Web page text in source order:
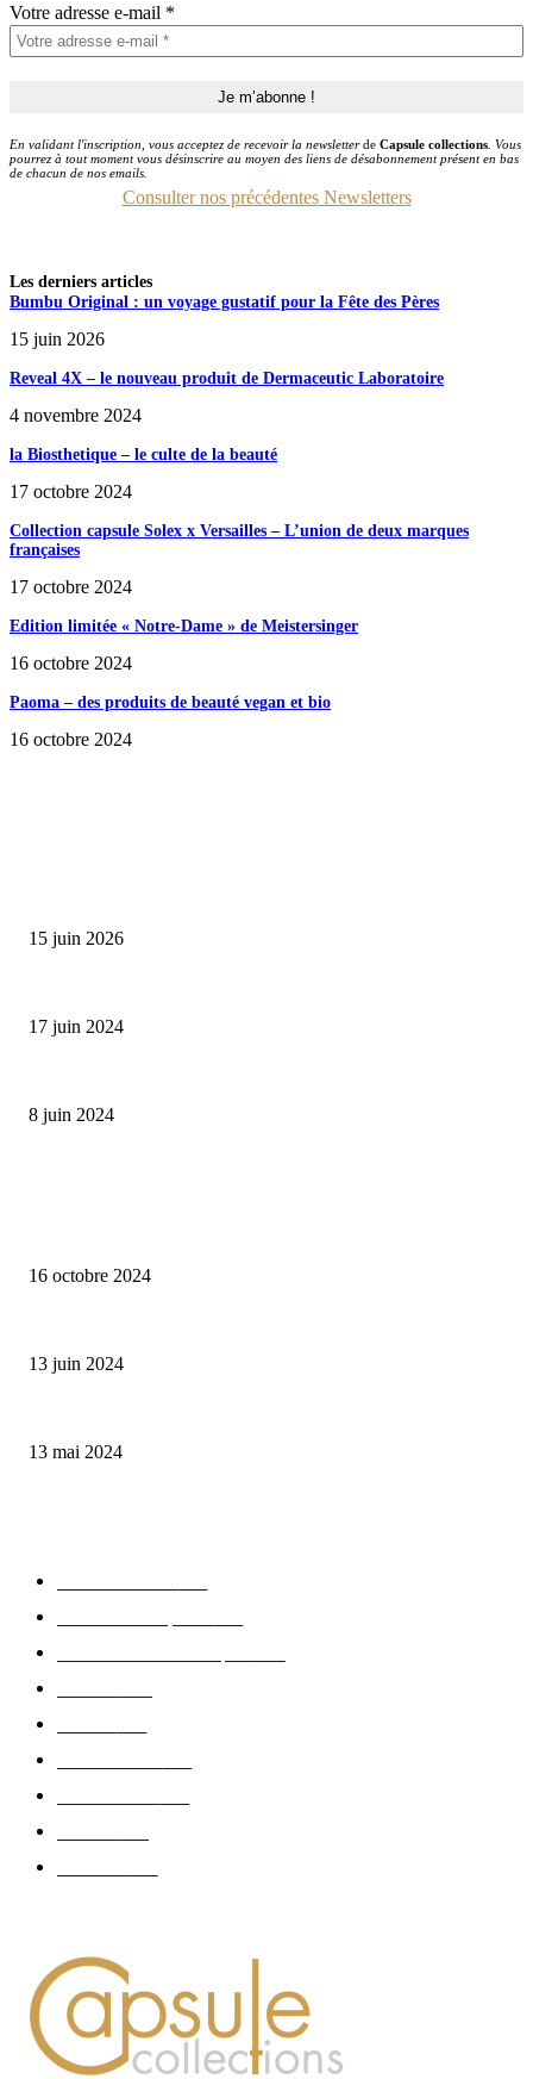
Votre adresse e-mail *
En validant l'inscription, vous acceptez de recevoir la newsletterde Capsule collections . Vous
pourrez à tout moment vous désinscrire au moyen des liens de désabonnement présent en bas
de chacun de nos emails.
Consulter nos précédentes Newsletters
Les derniers articles
Bumbu Original : un voyage gustatif pour la Fête des Pères
15 juin 2026
Reveal 4X – le nouveau produit de Dermaceutic Laboratoire
4 novembre 2024
la Biosthetique – le culte de la beauté
17 octobre 2024
Collection capsule Solex x Versailles – L’union de deux marques
françaises
17 octobre 2024
Edition limitée « Notre-Dame » de Meistersinger
16 octobre 2024
Paoma – des produits de beauté vegan et bio
16 octobre 2024
15 juin 2026
17 juin 2024
8 juin 2024
16 octobre 2024
13 juin 2024
13 mai 2024